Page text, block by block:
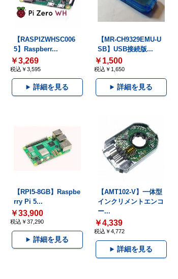
【RASPIZWHSC006
5】Raspberr...
￥3,269
税込￥3,595
詳細を見る
【MR-CH9329EMU-U
SB】USB接続版...
￥1,500
税込￥1,650
詳細を見る
【RPI5-8GB】Raspbe
rry Pi 5...
￥33,900
税込￥37,290
詳細を見る
【AMT102-V】一体型
インクリメントエンコ
ー...
￥4,339
税込￥4,772
詳細を見る